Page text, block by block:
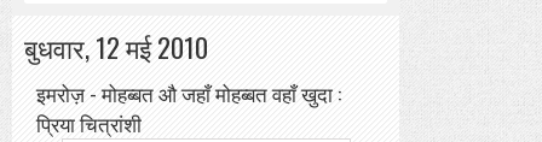
बुधवार, 12 मई 2010
इमरोज़ - मोहब्बत औ जहाँ मोहब्बत वहाँ खुदा :
प्रिया चित्रांशी